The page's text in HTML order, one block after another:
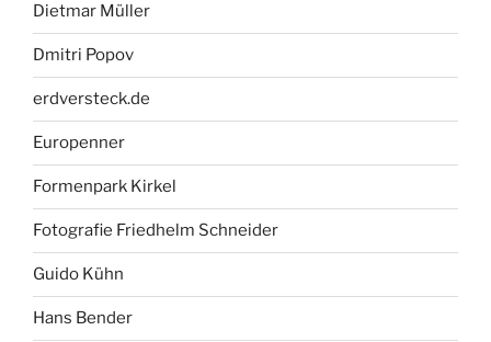
Dietmar Müller
Dmitri Popov
erdversteck.de
Europenner
Formenpark Kirkel
Fotografie Friedhelm Schneider
Guido Kühn
Hans Bender